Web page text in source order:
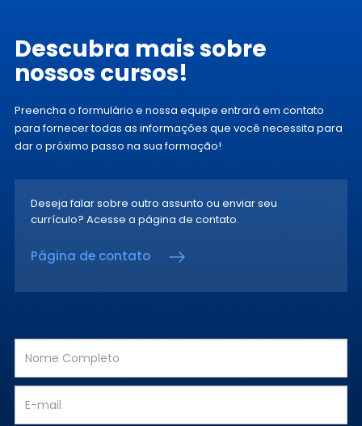
Descubra maissobre
nossos cursos!
Preencha o formulário e nossa equipe entrará em contato
parafornecer todas as informações que você necessita para
dar o próximo passo na sua formação!
Deseja falar sobre outro assunto ou enviar seu
currículo? Acesse a página de contato.
Página de contato